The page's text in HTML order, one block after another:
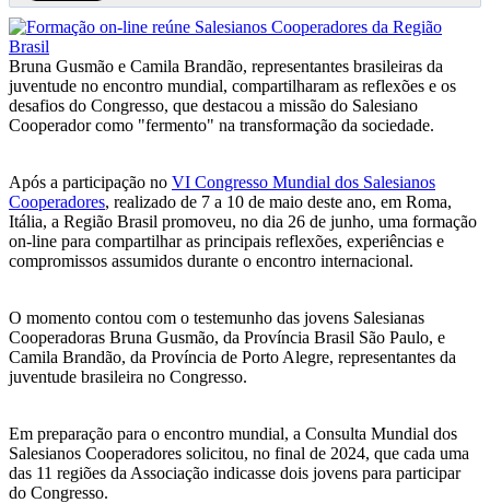
Bruna Gusmão e Camila Brandão, representantes brasileiras da
juventude no encontro mundial, compartilharam as reflexões e os
desafios do Congresso, que destacou a missão do Salesiano
Cooperador como "fermento" na transformação da sociedade.
Após a participação no VI Congresso Mundial dos Salesianos
Cooperadores, realizado de 7 a 10 de maio deste ano, em Roma,
Itália, a Região Brasil promoveu, no dia 26 de junho, uma formação
on-line para compartilhar as principais reflexões, experiências e
compromissos assumidos durante o encontro internacional.
O momento contou com o testemunho das jovens Salesianas
Cooperadoras Bruna Gusmão, da Província Brasil São Paulo, e
Camila Brandão, da Província de Porto Alegre, representantes da
juventude brasileira no Congresso.
Em preparação para o encontro mundial, a Consulta Mundial dos
Salesianos Cooperadores solicitou, no final de 2024, que cada uma
das 11 regiões da Associação indicasse dois jovens para participar
do Congresso.